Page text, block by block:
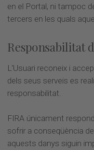
en el Portal, ni tampoc
tercers en les quals
Responsabilitat
L'Usuari reconeix i
dels seus serveis es
responsabilitat.
FIRA únicament
sofrir a conseqüència
aquests danys siguin